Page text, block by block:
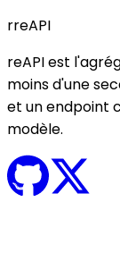
rreAPI
reAPI est
moins d'une
et un endpoint
modèle.